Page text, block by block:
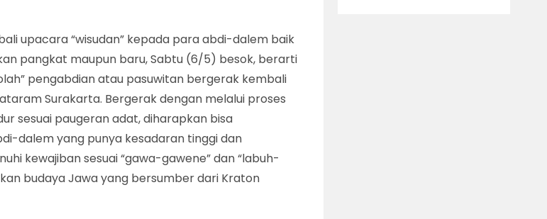
upacara “wisudan” kepada para abdi-dalem baik
pangkat maupun baru, Sabtu (6/5) besok, berarti
pengabdian atau pasuwitan bergerak kembali
Surakarta. Bergerak dengan melalui proses
sesuai paugeran adat, diharapkan bisa
dalem yang punya kesadaran tinggi dan
kewajiban sesuai “gawa-gawene” dan “labuh-
budaya Jawa yang bersumber dari Kraton